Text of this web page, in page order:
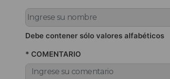
Debe contener sólo valores alfabéticos
* COMENTARIO